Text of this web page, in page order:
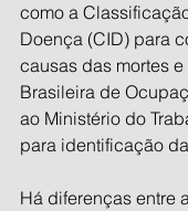
como a
Doença (CID) para
causas das mortes
Brasileira de
ao Ministério do
para identificação
Há diferenças entre